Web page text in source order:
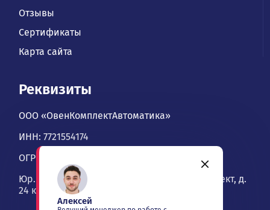
Отзывы
Сертификаты
Карта сайта
Реквизиты
ООО «ОвенКомплектАвтоматика»
ИНН: 7721554174
ОГРН: 1067746534900
Юр. адрес: 109428, Москва, Рязанский проспект, д.
24 к. 2, офис 1101
Алексей